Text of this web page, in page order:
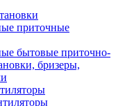
приточные
бытовые приточно-
бризеры,